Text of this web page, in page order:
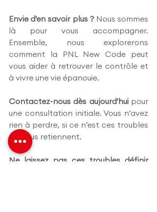
Envie d'en savoir plus ? Nous sommes
là pour vous accompagner.
Ensemble, nous explorerons
comment la PNL New Code peut
vous aider à retrouver le contrôle et
à vivre une vie épanouie.
Contactez-nous dès aujourd'hui pour
une consultation initiale. Vous n’avez
rien à perdre, si ce n’est ces troubles
qui vous retiennent.
Ne laissez pas ces troubles définir